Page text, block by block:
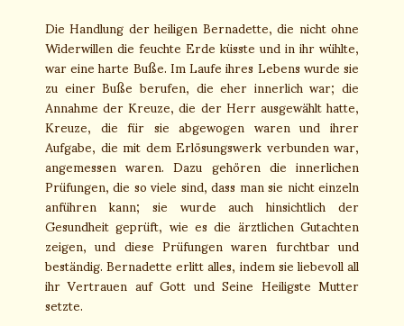
Die Handlung der heiligen Bernadette, die nicht ohne
Widerwillen die feuchte Erde küsste und in ihr wühlte,
war eine harte Buße. Im Laufe ihres Lebens wurde sie
zu einer Buße berufen, die eher innerlich war; die
Annahme der Kreuze, die der Herr ausgewählt hatte,
Kreuze, die für sie abgewogen waren und ihrer
Aufgabe, die mit dem Erlösungswerk verbunden war,
angemessen waren. Dazu gehören die innerlichen
Prüfungen, die so viele sind, dass man sie nicht einzeln
anführen kann; sie wurde auch hinsichtlich der
Gesundheit geprüft, wie es die ärztlichen Gutachten
zeigen, und diese Prüfungen waren furchtbar und
beständig. Bernadette erlitt alles, indem sie liebevoll all
ihr Vertrauen auf Gott und Seine Heiligste Mutter
setzte.